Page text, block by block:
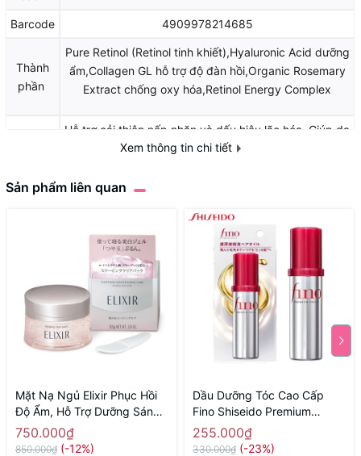
Barcode 4909978214685
Thành
phần
Pure Retinol (Retinol tinh khiết),Hyaluronic Acid dưỡng
ẩm,Collagen GL hỗ trợ độ đàn hồi,Organic Rosemary
Extract chống oxy hóa,Retinol Energy Complex
Hỗ trợ cải thiện nếp nhăn và dấu hiệu lão hóa, Giúp da
săn chắc và tăng độ đàn hồi,Hỗ trợ dưỡng ẩm sâu
Xem thông tin chi tiết
Sản phẩm liên quan
Mặt Nạ Ngủ Elixir Phục Hồi
Độ Ẩm, Hỗ Trợ Dưỡng Sáng
Da 105g - Hàng Nhật nội địa
750.000₫
850.000₫ (-12%)
Dầu Dưỡng Tóc Cao Cấp
Fino Shiseido Premium
Touch Cải Thiện Tóc Hư Tổn
70ml - Hàng Nhật nội địa
255.000₫
330.000₫ (-23%)